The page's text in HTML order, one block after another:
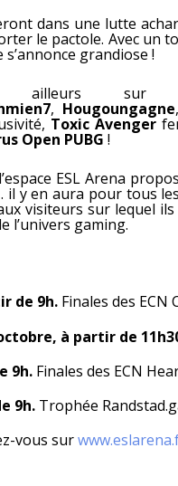
dans une lutte
le pactole. Avec un
s’annonce grandiose !
ailleurs sur
, Hougoungagne,
Toxic Avenger
Open PUBG!
ESL Arena
il y en aura pour tous
visiteurs sur lequel
l’univers gaming.
de 9h. Finales des ECN
à partir de
9h. Finales des ECN
9h. Trophée
vous sur